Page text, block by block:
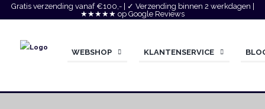
Gratis verzending vanaf €100,- | ✓ Verzending binnen 2 werkdagen |
★★★★★ op Google Reviews
WEBSHOP KLANTENSERVICE